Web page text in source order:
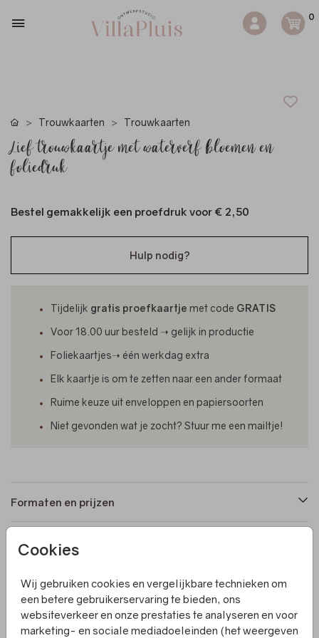
0
Cookies
Wij gebruiken cookies en vergelijkbare technieken om
een betere gebruikerservaring te bieden, ons
websiteverkeer en onze prestaties te analyseren en voor
marketing- en sociale mediadoeleinden (het weergeven
Trouwkaarten Trouwkaarten
Lief trouwkaartje met waterverf bloemen en
foliedruk
Bestel gemakkelijk een proefdruk voor € 2,50
Hulp nodig?
Tijdelijk gratis proefkaartje met code GRATIS
Voor 18.00 uur besteld ➝ gelijk in productie
Foliekaartjes➝ één werkdag extra
Elk kaartje is om te zetten naar een ander formaat
Ruime keuze uit enveloppen en papiersoorten
Niet gevonden wat je zocht? Stuur me een mailtje!
Formaten en prijzen
Productinformatie
Omschrijving
Een vierkant gevouwen trouwkaart met waterverf
bloemen en foliedruk. De binnenkant heeft ruimte voor